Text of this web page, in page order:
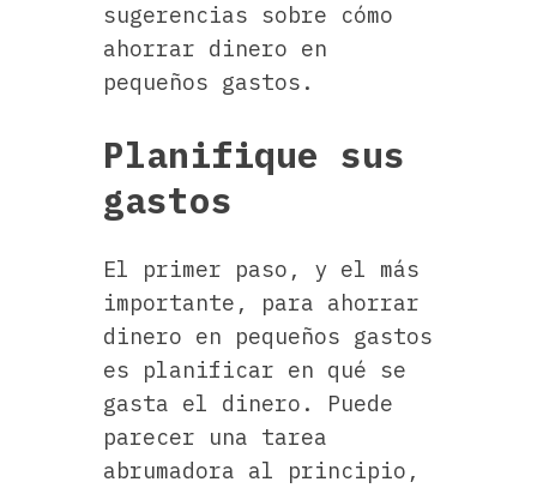
sugerencias sobre cómo
ahorrar dinero en
pequeños gastos.
Planifique sus
gastos
El primer paso, y el más
importante, para ahorrar
dinero en pequeños gastos
es planificar en qué se
gasta el dinero. Puede
parecer una tarea
abrumadora al principio,